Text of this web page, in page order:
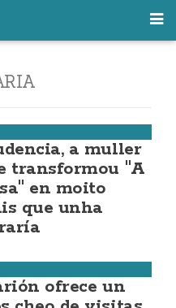
a muller
transformou "A
en moito
que unha
ofrece un